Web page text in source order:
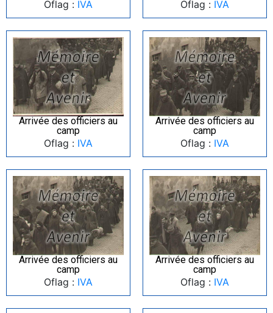
Oflag : IVA Oflag : IVA
Arrivée des officiers au
camp
Oflag : IVA
Arrivée des officiers au
camp
Oflag : IVA
Arrivée des officiers au
camp
Oflag : IVA
Arrivée des officiers au
camp
Oflag : IVA